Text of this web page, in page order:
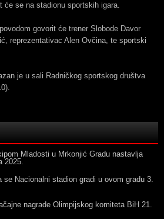
će se na stadionu sportskih igara.
govorit će trener Slobode Davor
reprezentativac Alen Ovčina, te sportski
je u sali Radničkog sportskog društva
Mladosti u Mrkonjić Gradu nastavlja
2025.
Nacionalni stadion gradi u ovom gradu 3.
nagrade Olimpijskog komiteta BiH 21.